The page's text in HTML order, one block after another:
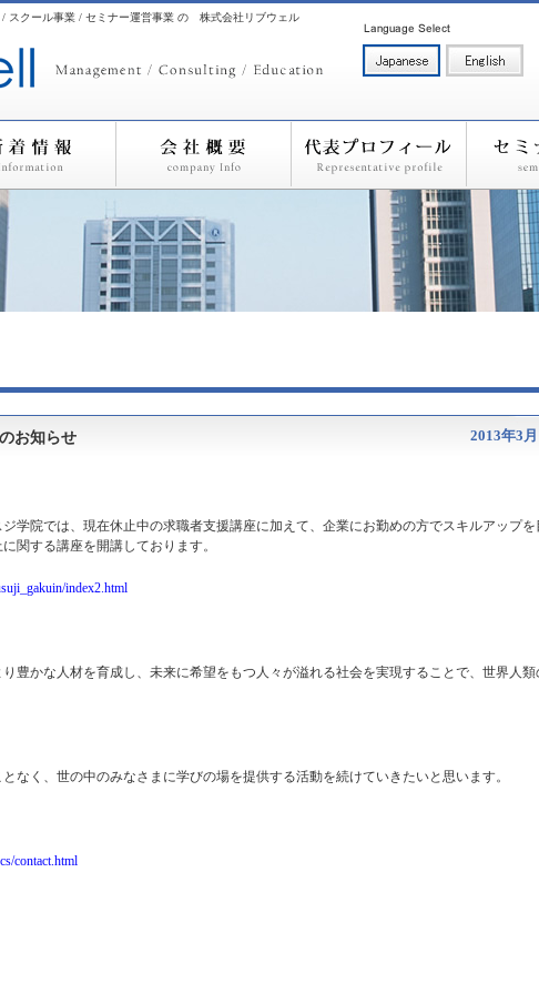
スクール事業 / セミナー運営事業 の 株式会社リブウェル
お知らせ 2013年3
学院では、現在休止中の求職者支援講座に加えて、企業にお勤めの方でスキルアップを
関する講座を開講しております。
index2.html
豊かな人材を育成し、未来に希望をもつ人々が溢れる社会を実現することで、世界人類
なく、世の中のみなさまに学びの場を提供する活動を続けていきたいと思います。
contact.html